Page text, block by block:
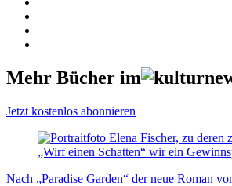
Mehr Bücher im
Jetzt kostenlos abonnieren
Nach „Paradise Garden“ der neue Roman